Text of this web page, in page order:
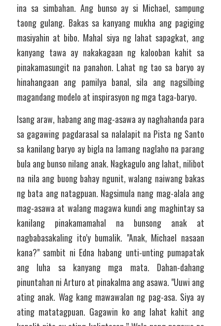
ina sa simbahan. Ang bunso ay si Michael, sampung
taong gulang. Bakas sa kanyang mukha ang pagiging
masiyahin at bibo. Mahal siya ng lahat sapagkat, ang
kanyang tawa ay nakakagaan ng kalooban kahit sa
pinakamasungit na panahon. Lahat ng tao sa baryo ay
hinahangaan ang pamilya banal, sila ang nagsilbing
magandang modelo at inspirasyon ng mga taga-baryo.
Isang araw, habang ang mag-asawa ay naghahanda para
sa gagawing pagdarasal sa nalalapit na Pista ng Santo
sa kanilang baryo ay bigla na lamang naglaho na parang
bula ang bunso nilang anak. Nagkagulo ang lahat, nilibot
na nila ang buong bahay ngunit, walang naiwang bakas
ng bata ang natagpuan. Nagsimula nang mag-alala ang
mag-asawa at walang magawa kundi ang maghintay sa
kanilang pinakamamahal na bunsong anak at
nagbabasakaling ito'y bumalik. "Anak, Michael nasaan
kana?" sambit ni Edna habang unti-unting pumapatak
ang luha sa kanyang mga mata. Dahan-dahang
pinuntahan ni Arturo at pinakalma ang asawa. "Uuwi ang
ating anak. Wag kang mawawalan ng pag-asa. Siya ay
ating matatagpuan. Gagawin ko ang lahat kahit ang